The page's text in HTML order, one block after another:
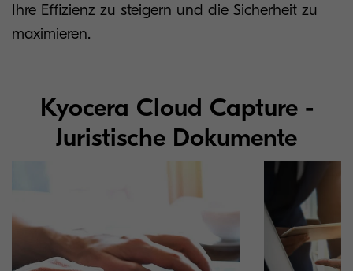
Ihre Effizienz zu steigern und die Sicherheit zu
maximieren.
Kyocera Cloud Capture -
Juristische Dokumente